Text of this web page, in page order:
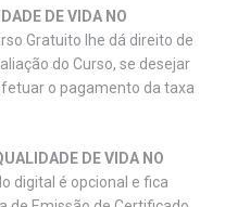
DE VIDA NO
Gratuito lhe dá direito de
do Curso, se desejar
o pagamento da taxa
DE VIDA NO
digital é opcional e fica